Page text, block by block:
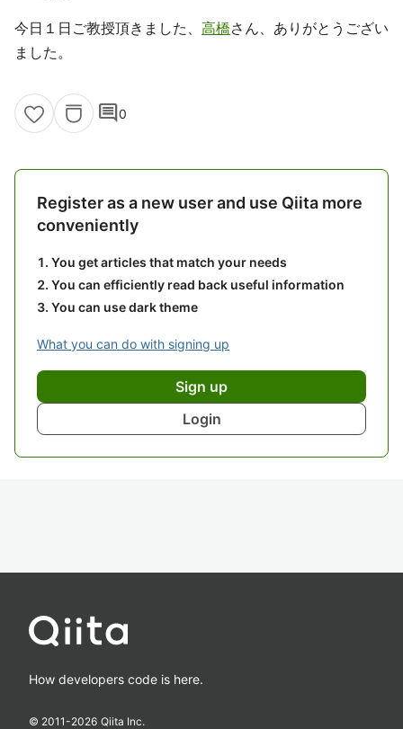
今日１日ご教授頂きました、 高橋さん、ありがとうござい
ました。
comment0
Register as a new user and use Qiita more
conveniently
You get articles that match your needs
You can efficiently read back useful information
You can use dark theme
What you can do with signing up
Sign up
Login
How developers code is here.
© 2011-2026 Qiita Inc.